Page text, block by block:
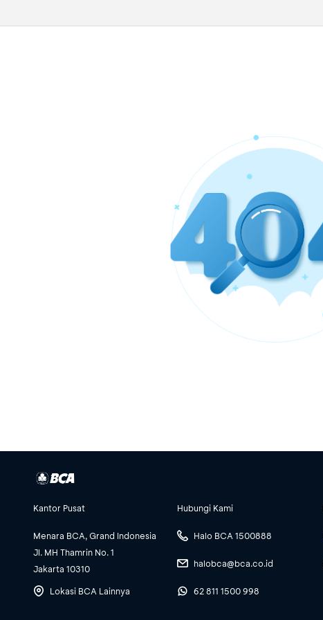
Kantor Pusat
Menara BCA, Grand Indonesia
Jl. MH Thamrin No. 1
Jakarta 10310
Lokasi BCA Lainnya
Hubungi Kami
Halo BCA 1500888
halobca@bca.co.id
62 811 1500 998